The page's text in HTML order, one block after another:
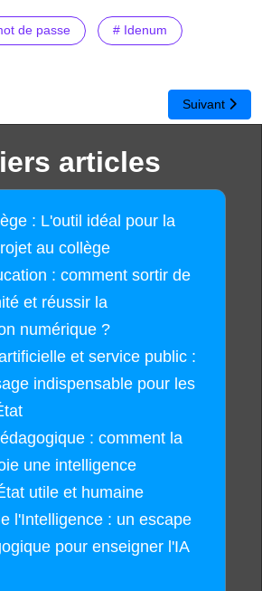
de passe # Idenum
: nouveau moteur de recherche en
Article
Suivant
articles
: L'outil idéal pour la
au collège
: comment sortir de
et réussir la
numérique ?
et service public :
indispensable pour les
: comment la
une intelligence
utile et humaine
l'Intelligence : un escape
pour enseigner l'IA